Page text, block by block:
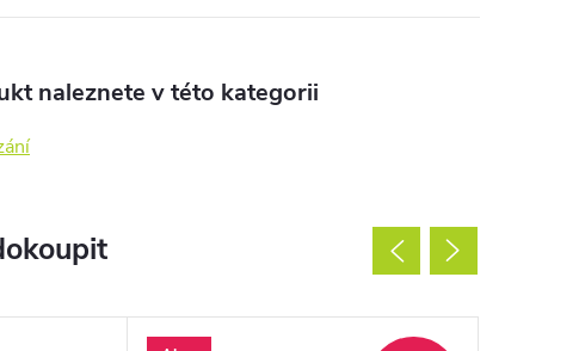
naleznete v této kategorii